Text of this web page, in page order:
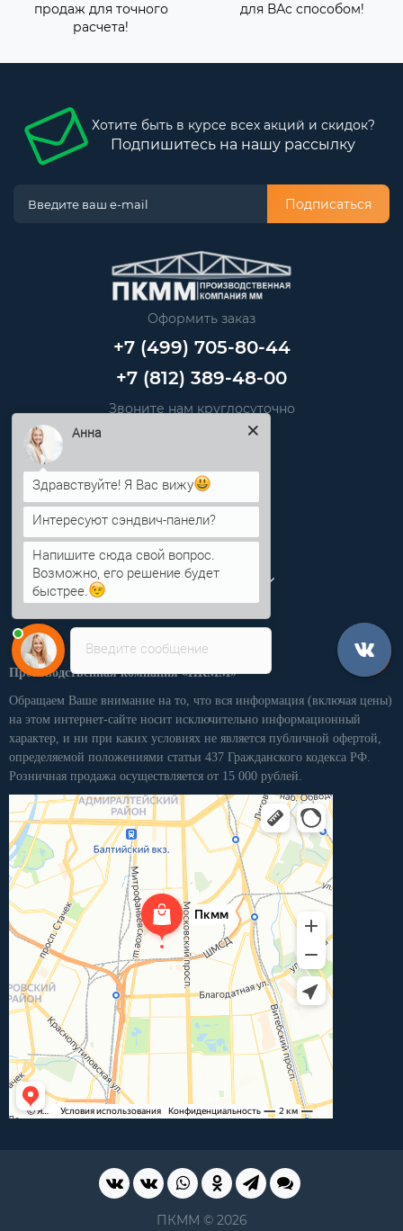
продаж для точного
расчета!
для ВАс способом!
Хотите быть в курсе всех акций и скидок?
Подпишитесь на нашу рассылку
Подписаться
Оформить заказ
+7 (499) 705-80-44
+7 (812) 389-48-00
Звоните нам круглосуточно
info@pkmm.ru
Информация
Категории
Личный кабинет
Производственная компания «ПКММ»
Обращаем Ваше внимание на то, что вся информация (включая цены)
на этом интернет-сайте носит исключительно информационный
характер, и ни при каких условиях не является публичной офертой,
определяемой положениями статьи 437 Гражданского кодекса РФ.
Розничная продажа осуществляется от 15 000 рублей.
ПКММ © 2026
Введите сообщение
Анна
Здравствуйте! Я Вас вижу
Интересуют сэндвич-панели?
Напишите сюда свой вопрос.
Возможно, его решение будет
быстрее.